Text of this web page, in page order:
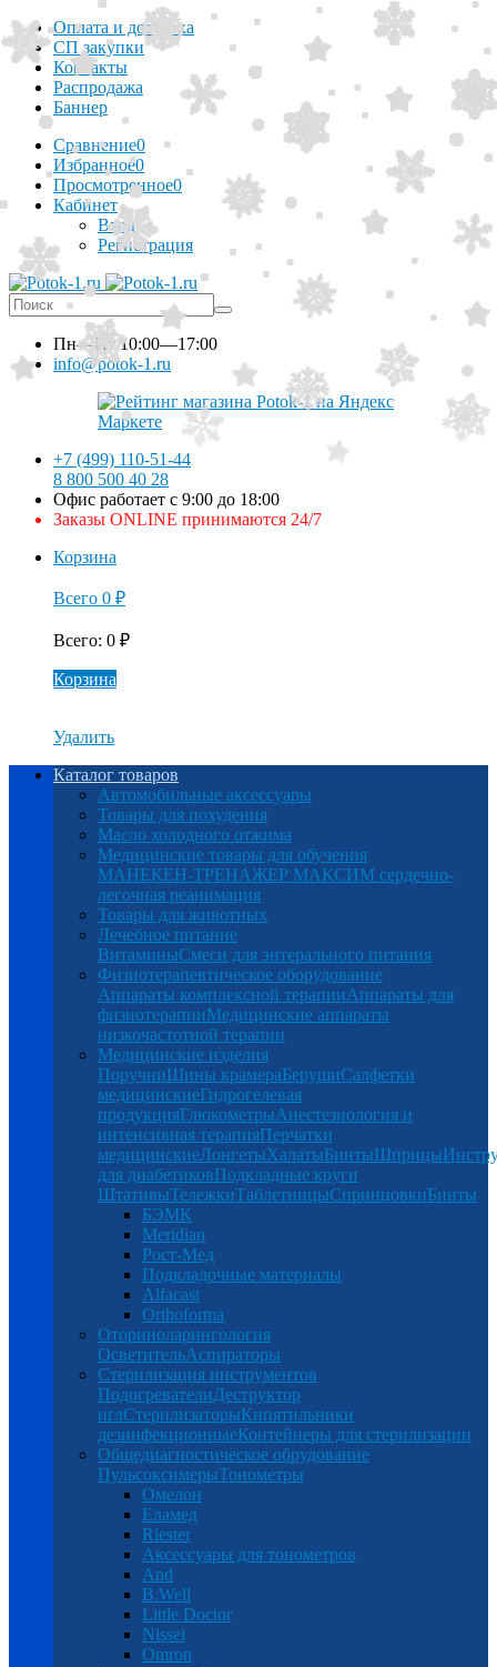
Оплата и доставка
СП закупки
Контакты
Распродажа
Баннер
Сравнение0
Избранное0
Просмотренное0
Кабинет
Вход
Регистрация
Пн—Пт10:00—17:00
info@potok-1.ru
+7 (499) 110-51-44
8 800 500 40 28
Офис работает с 9:00 до 18:00
Заказы ONLINE принимаются 24/7
Корзина
Всего 0 ₽
Всего: 0 ₽
Корзина
Удалить
Каталог товаров
Автомобильные аксессуары
Товары для похудения
Масло холодного отжима
Медицинские товары для обучения
МАНЕКЕН-ТРЕНАЖЕР МАКСИМ сердечно-
легочная реанимация
Товары для животных
Лечебное питание
ВитаминыСмеси для энтерального питания
Физиотерапевтическое оборудование
Аппараты комплексной терапииАппараты для
физиотерапииМедицинские аппараты
низкочастотной терапии
Медицинские изделия
ПоручниШины крамераБерушиСалфетки
медицинскиеГидрогелевая
продукцияГлюкометрыАнестезиология и
интенсивная терапияПерчатки
медицинскиеЛонгетыХалатыБинтыШприцы
для диабетиковПодкладные круги
ШтативыТележкиТаблетницыСпринцовкиБинты
БЭМК
Meridian
Рост-Мед
Подкладочные материалы
Alfacast
Orthoforma
Оториноларингология
ОсветительАспираторы
Стерилизация инструментов
ПодогревателиДеструктор
иглСтерилизаторыКипятильники
дезинфекционныеКонтейнеры для стерилизации
Общедиагностическое обрудование
ПульсоксимерыТонометры
Омелон
Еламед
Riester
Аксессуары для тонометров
And
B.Well
Little Doctor
Nissei
Omron